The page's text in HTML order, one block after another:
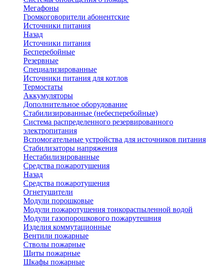
Мегафоны
Громкоговорители абонентские
Источники питания
Назад
Источники питания
Бесперебойные
Резервные
Специализированные
Источники питания для котлов
Термостаты
Аккумуляторы
Дополнительное оборудование
Стабилизированные (небесперебойные)
Система распределенного резервированного
электропитания
Вспомогательные устройства для источников питания
Стабилизаторы напряжения
Нестабилизированные
Средства пожаротушения
Назад
Средства пожаротушения
Огнетушители
Модули порошковые
Модули пожаротушения тонкораспыленной водой
Модули газопорошкового пожарутешния
Изделия коммутационные
Вентили пожарные
Стволы пожарные
Щиты пожарные
Шкафы пожарные